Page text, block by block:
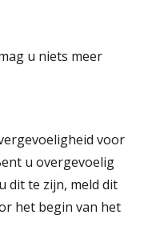
u niets meer
voor
u overgevoelig
dit te zijn, meld dit
het begin van het